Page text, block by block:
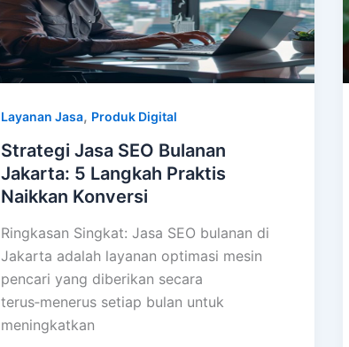
Layanan Jasa, Produk Digital
Strategi Jasa SEO Bulanan
Jakarta: 5 Langkah Praktis
Naikkan Konversi
Ringkasan Singkat: Jasa SEO bulanan di
Jakarta adalah layanan optimasi mesin
pencari yang diberikan secara
terus‑menerus setiap bulan untuk
meningkatkan